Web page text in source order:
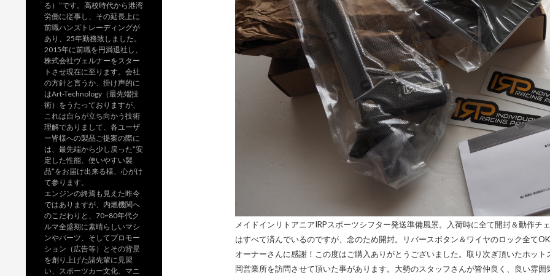
メイドインリトアニアIRPスポーツシフター発送準備風景。入荷時に全て開封＆動作チ
はすべて済んでいるのですが、念のため開封。リバースボタン＆ワイヤのロック全て
オーナーさんに感謝！この度はご購入ありがとうございました。取り次ぎ頂いたホッ
岡営業所を訪問させて頂いた事があります。大勢のスタッフさんが皆仲良く、良い雰
る）”です。高校時代から港湾
労働に従事し、その延長上に
前職ハンズトレーディングが
あり、25年勤務致しました。
2015年に前職を円満退社し、
株式会社ヴェルナーをスター
トさせ現在に至ります。会社
の方針と言うか、掛け声的に
はArt-Technology（最先端技
術）をうたっておりますが、
これは自らが立ち向かう技術
理解でありまして、各ユーザ
ー皆様への製品ご提案の際に
は、最先端から少し戻った”安
定した性能、使いやすい製
品”をお届け出来る様、心がけ
て参ります。
エンジンの終焉も見えた昨今
ではありますが、内燃機関へ
のこだわりと、70~80年代ク
ルマ全盛期に素晴らしいマシ
ンやパーツ、そしてプロモー
ション（広告等）とその背景
を創り上げた諸先輩に見習
い、スポーツカー文化、マニ